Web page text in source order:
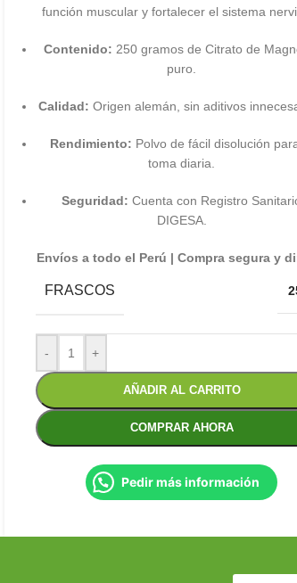
función muscular y fortalecer el sistema
Contenido: 250 gramos de Citrato de
puro.
Calidad: Origen alemán, sin aditivos
Rendimiento: Polvo de fácil disolución
toma diaria.
Seguridad: Cuenta con Registro
DIGESA.
Envíos a todo el Perú | Compra segura y
FRASCOS
- +
AÑADIR AL CARRITO
COMPRAR AHORA
Pedir más información